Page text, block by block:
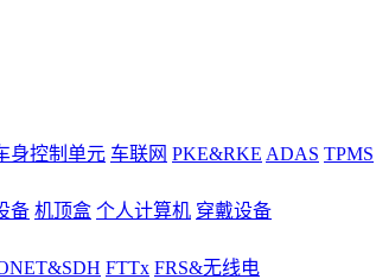
身控制单元 车联网 PKE&RKE ADAS TPMS
备 机顶盒 个人计算机 穿戴设备
FTTx FRS&无线电